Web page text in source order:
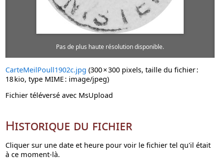
Pas de plus haute résolution disponible.
CarteMeilPoull1902c.jpg (300 × 300 pixels, taille du fichier :
18 kio, type MIME : image/jpeg)
Fichier téléversé avec MsUpload
Historique du fichier
Cliquer sur une date et heure pour voir le fichier tel qu'il était
à ce moment-là.